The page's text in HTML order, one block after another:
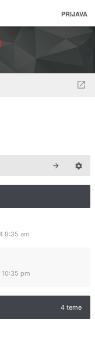
PRIJAVA
9:35 am
10:35 pm
4 teme